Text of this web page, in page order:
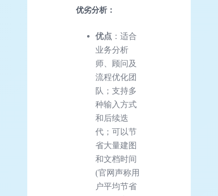
优劣分析：
优点 ：适合
业务分析
师、顾问及
流程优化团
队；支持多
种输入方式
和后续迭
代；可以节
省大量建图
和文档时间
(官网声称用
户平均节省